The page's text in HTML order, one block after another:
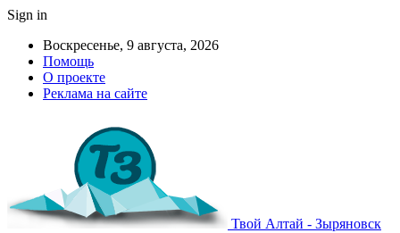
Sign in
Воскресенье, 9 августа, 2026
Помощь
О проекте
Реклама на сайте
Твой Алтай - Зыряновск